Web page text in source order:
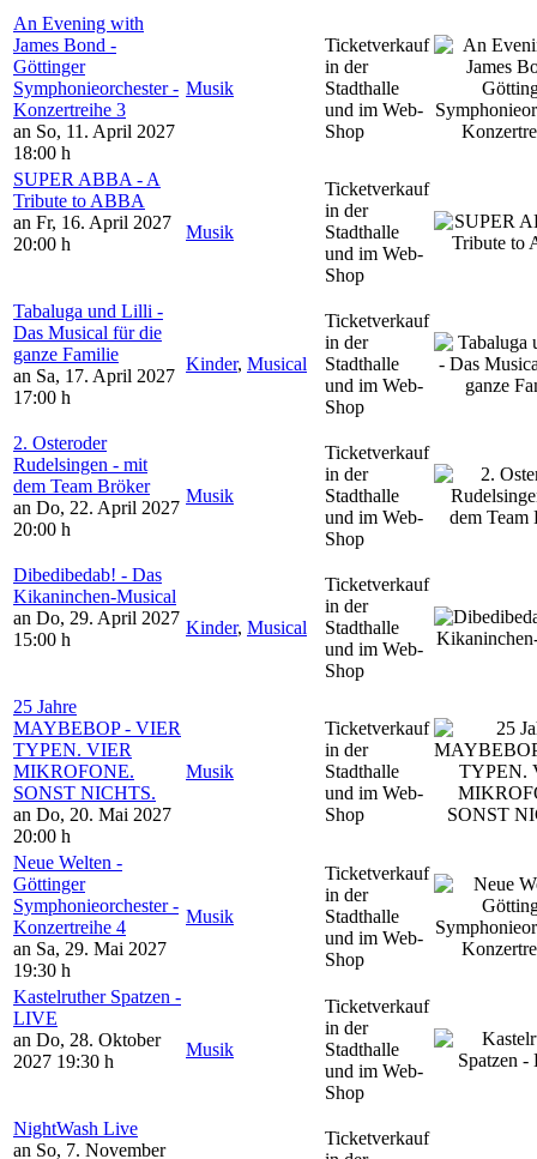
An Evening with
James Bond -
Göttinger
Symphonieorchester -
Konzertreihe 3
an So, 11. April 2027
18:00 h
Musik
Ticketverkauf
in der
Stadthalle
und im Web-
Shop
SUPER ABBA - A
Tribute to ABBA
an Fr, 16. April 2027
20:00 h
Musik
Ticketverkauf
in der
Stadthalle
und im Web-
Shop
Tabaluga und Lilli -
Das Musical für die
ganze Familie
an Sa, 17. April 2027
17:00 h
Kinder, Musical
Ticketverkauf
in der
Stadthalle
und im Web-
Shop
2. Osteroder
Rudelsingen - mit
dem Team Bröker
an Do, 22. April 2027
20:00 h
Musik
Ticketverkauf
in der
Stadthalle
und im Web-
Shop
Dibedibedab! - Das
Kikaninchen-Musical
an Do, 29. April 2027
15:00 h
Kinder, Musical
Ticketverkauf
in der
Stadthalle
und im Web-
Shop
25 Jahre
MAYBEBOP - VIER
TYPEN. VIER
MIKROFONE.
SONST NICHTS.
an Do, 20. Mai 2027
20:00 h
Musik
Ticketverkauf
in der
Stadthalle
und im Web-
Shop
Neue Welten -
Göttinger
Symphonieorchester -
Konzertreihe 4
an Sa, 29. Mai 2027
19:30 h
Musik
Ticketverkauf
in der
Stadthalle
und im Web-
Shop
Kastelruther Spatzen -
LIVE
an Do, 28. Oktober
2027 19:30 h
Musik
Ticketverkauf
in der
Stadthalle
und im Web-
Shop
NightWash Live
an So, 7. November
Ticketverkauf